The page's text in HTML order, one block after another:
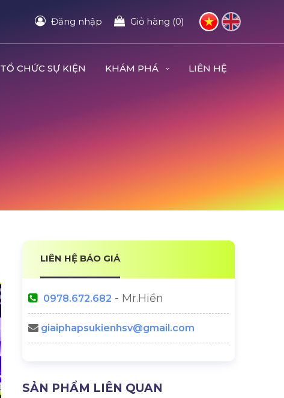
Đăng nhập Giỏ hàng (0)
TỔ CHỨC SỰ KIỆN KHÁM PHÁ LIÊN HỆ
Giáng Sinh Đẹp
LIÊN HỆ BÁO GIÁ
0978.672.682 - Mr.Hiền
giaiphapsukienhsv@gmail.com
SẢN PHẨM LIÊN QUAN